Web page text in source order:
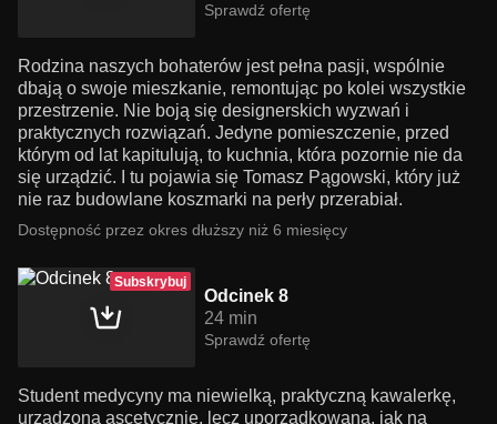
Sprawdź ofertę
Rodzina naszych bohaterów jest pełna pasji, wspólnie
dbają o swoje mieszkanie, remontując po kolei wszystkie
przestrzenie. Nie boją się designerskich wyzwań i
praktycznych rozwiązań. Jedyne pomieszczenie, przed
którym od lat kapitulują, to kuchnia, która pozornie nie da
się urządzić. I tu pojawia się Tomasz Pągowski, który już
nie raz budowlane koszmarki na perły przerabiał.
Dostępność przez okres dłuższy niż 6 miesięcy
Subskrybuj
Odcinek 8
24 min
Sprawdź ofertę
Student medycyny ma niewielką, praktyczną kawalerkę,
urządzoną ascetycznie, lecz uporządkowaną, jak na